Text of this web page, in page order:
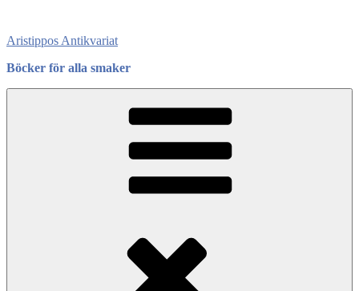
content
Aristippos Antikvariat
Böcker för alla smaker